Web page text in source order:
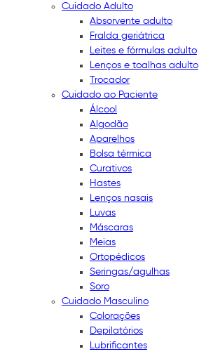
Cuidado Adulto
Absorvente adulto
Fralda geriátrica
Leites e fórmulas adulto
Lenços e toalhas adulto
Trocador
Cuidado ao Paciente
Álcool
Algodão
Aparelhos
Bolsa térmica
Curativos
Hastes
Lenços nasais
Luvas
Máscaras
Meias
Ortopédicos
Seringas/agulhas
Soro
Cuidado Masculino
Colorações
Depilatórios
Lubrificantes